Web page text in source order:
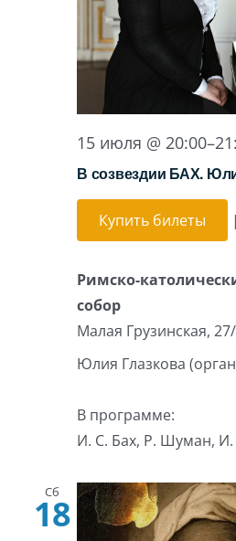
15 июля @ 20:00–
В созвездии БАХ.
Купить билеты |
Римско-
собор
Малая Грузинская,
Юлия Глазкова
В программе:
И. С. Бах, Р. Шуман,
Сб
18